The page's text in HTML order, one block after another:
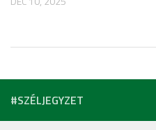
#SZÉLJEGYZET